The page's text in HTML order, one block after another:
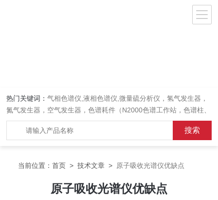
热门关键词：气相色谱仪,液相色谱仪,微量硫分析仪，氢气发生器，
氮气发生器，空气发生器，色谱耗件（N2000色谱工作站，色谱柱、
阀件、进样器、色谱担体），顶空进样器，热解析仪，紫外分光光度
计，原子吸收分光光度计，傅立叶红外光谱仪，分析天平等常规实验
当前位置：首页 >技术文章 > 原子吸收光谱仪优缺点
原子吸收光谱仪优缺点